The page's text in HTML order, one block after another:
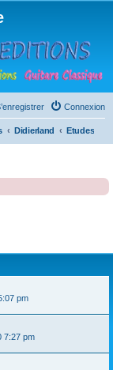
Connexion
Didierland Etudes
pm
7:27 pm